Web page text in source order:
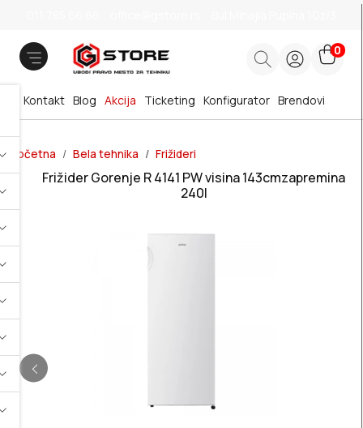
0
Brendovi
Blog Akcija
Kontakt Ticketing Konfigurator
Početna Bela tehnika Frižideri
Frižider Gorenje R 4141 PW visina 143cmzapremina
240l